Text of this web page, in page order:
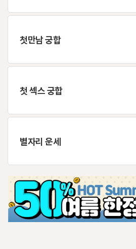
첫만남 궁합
첫 섹스 궁합
별자리 운세